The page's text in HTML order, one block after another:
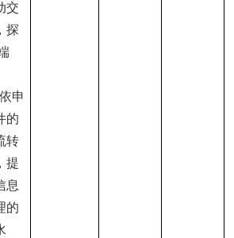
交
探
申
的
转
提
息
的